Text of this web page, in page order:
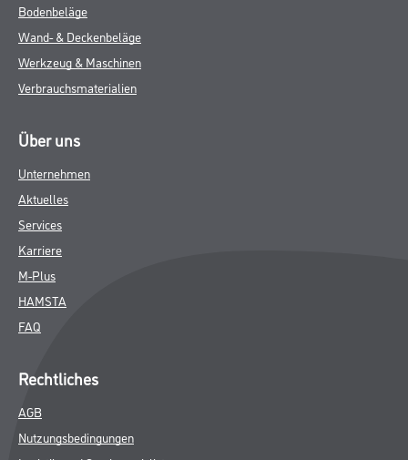
Bodenbeläge
Wand- & Deckenbeläge
Werkzeug & Maschinen
Verbrauchsmaterialien
Über uns
Unternehmen
Aktuelles
Services
Karriere
M-Plus
HAMSTA
FAQ
Rechtliches
AGB
Nutzungsbedingungen